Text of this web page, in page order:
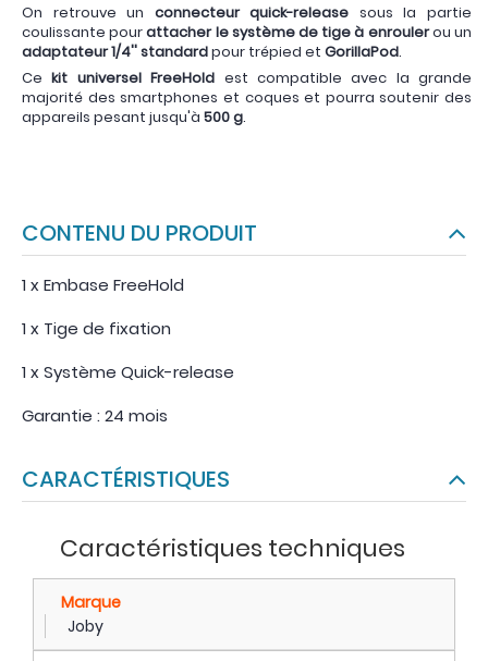
On retrouve un connecteur quick-release sous la partie
coulissante pourattacher le système de tige à enroulerou un
adaptateur 1/4'' standardpour trépied et GorillaPod.
Ce kit universel FreeHold est compatible avec la grande
majorité des smartphones et coques et pourra soutenir des
appareils pesant jusqu'à 500 g.
CONTENU DU PRODUIT
1 x Embase FreeHold
1 x Tige de fixation
1 x Système Quick-release
Garantie : 24 mois
CARACTÉRISTIQUES
Caractéristiques techniques
Marque
Joby